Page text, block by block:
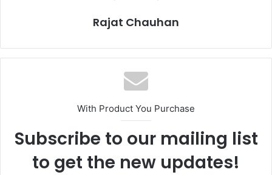
Rajat Chauhan
With Product You Purchase
Subscribe to our mailing list
to get the new updates!